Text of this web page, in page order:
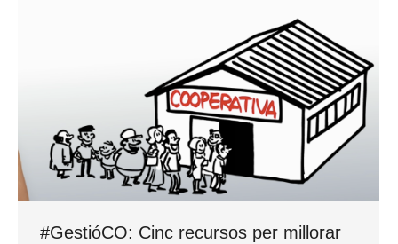
#GestióCO: Cinc recursos per millorar